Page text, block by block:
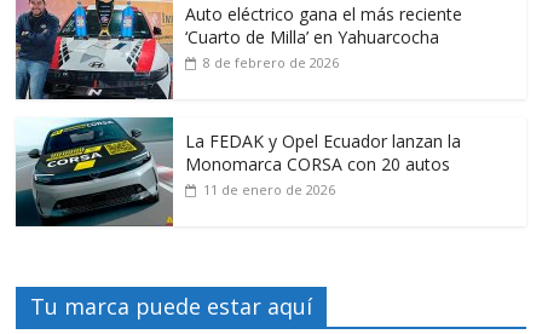
Auto eléctrico gana el más reciente
‘Cuarto de Milla’ en Yahuarcocha
8 de febrero de 2026
La FEDAK y Opel Ecuador lanzan la
Monomarca CORSA con 20 autos
11 de enero de 2026
Tu marca puede estar aquí